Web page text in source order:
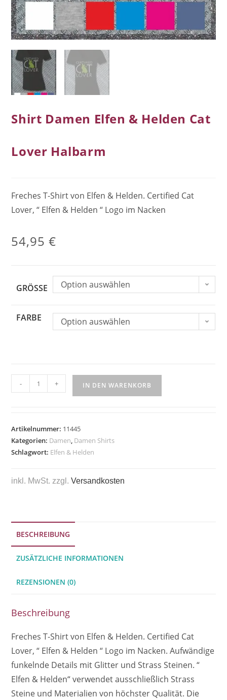
Shirt Damen Elfen & Helden Cat
Lover Halbarm
Freches T-Shirt von Elfen & Helden. Certified Cat
Lover, “ Elfen & Helden “ Logo im Nacken
54,95€
GRÖSSE Option auswählen
FARBE Option auswählen
- + IN DEN WARENKORB
Artikelnummer: 11445
Kategorien: Damen, Damen Shirts
Schlagwort: Elfen & Helden
inkl. MwSt. zzgl.Versandkosten
BESCHREIBUNG
ZUSÄTZLICHE INFORMATIONEN
REZENSIONEN (0)
Beschreibung
Freches T-Shirt von Elfen & Helden. Certified Cat
Lover, “ Elfen & Helden “ Logo im Nacken. Aufwändige
funkelnde Details mit Glitter und Strass Steinen. “
Elfen & Helden“ verwendet ausschließlich Strass
Steine und Materialien von höchster Qualität. Die